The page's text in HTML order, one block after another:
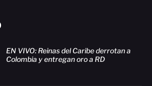
EN VIVO: Reinas del Caribe derrotan a
Colombia y entregan oro a RD